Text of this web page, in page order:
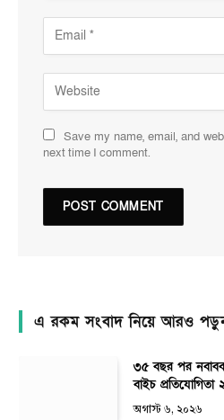
Save my name, email, and
next time I comment.
এ রকম সংবাদ নিয়ে আরও
৩৫ বছর পর
বাইচ
অগাস্ট ৬, ২০২৬